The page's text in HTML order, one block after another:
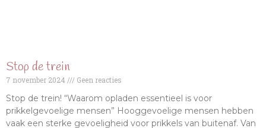
Stop de trein
7 november 2024 Geen reacties
Stop de trein! “Waarom opladen essentieel is voor
prikkelgevoelige mensen” Hooggevoelige mensen hebben
vaak een sterke gevoeligheid voor prikkels van buitenaf. Van